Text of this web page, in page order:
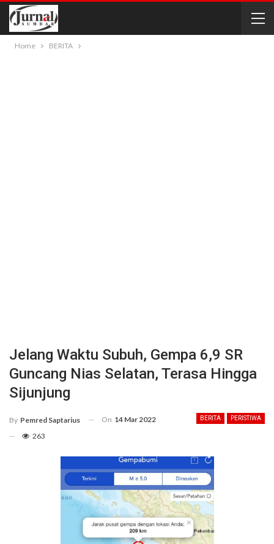
Home BERITA
Jelang Waktu Subuh, Gempa 6,9 SR
Guncang Nias Selatan, Terasa Hingga
Sijunjung
BERITA PERISTIWA
By Pemred Saptarius On 14 Mar 2022
263